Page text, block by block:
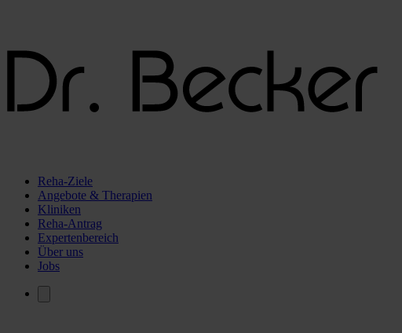
Reha-Ziele
Angebote & Therapien
Kliniken
Reha-Antrag
Expertenbereich
Über uns
Jobs